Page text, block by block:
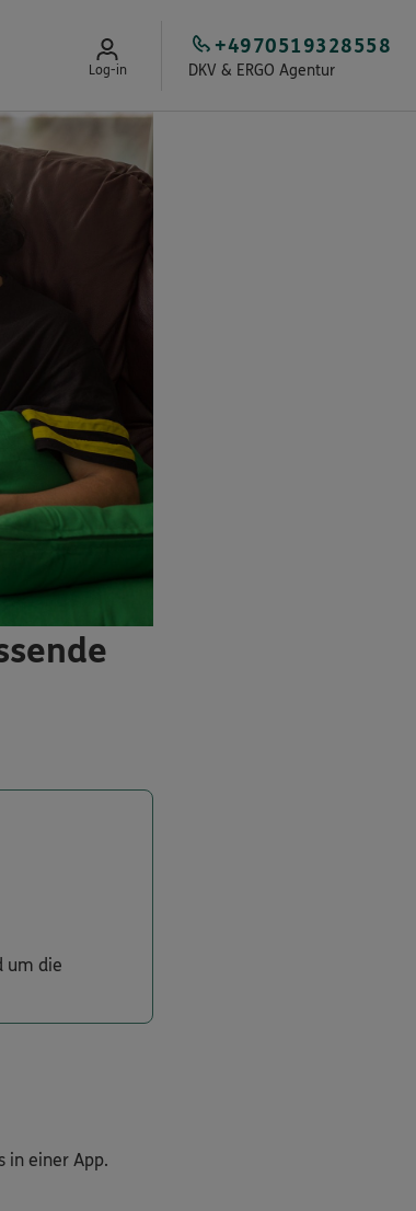
Log-in DKV & ERGO Agentur
+4970519328558
um die
in einer App.